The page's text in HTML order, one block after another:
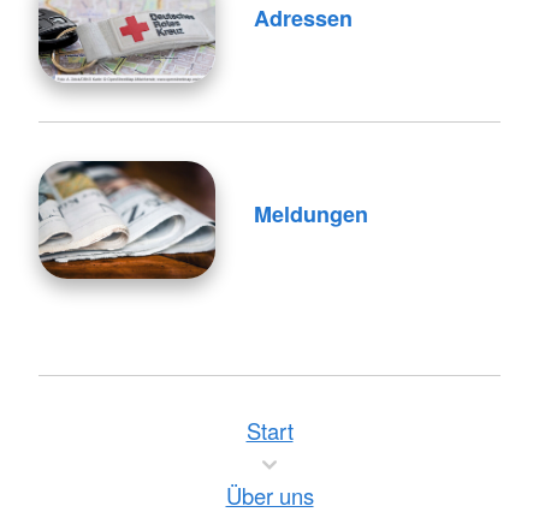
Adressen
Meldungen
Start
Über uns